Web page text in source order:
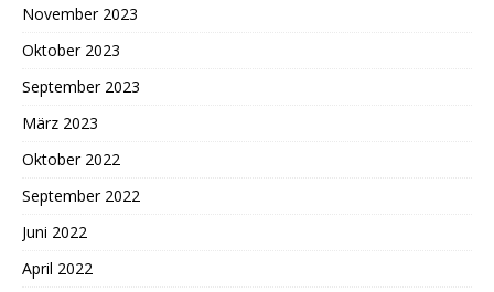
November 2023
Oktober 2023
September 2023
März 2023
Oktober 2022
September 2022
Juni 2022
April 2022